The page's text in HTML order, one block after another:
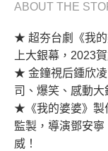
ABOUT THE
★ 超夯台劇《我
上大銀幕，2023
★ 金鐘視后鍾欣
司、爆笑、感動大
★《我的婆婆》製
監製，導演鄧安
威！